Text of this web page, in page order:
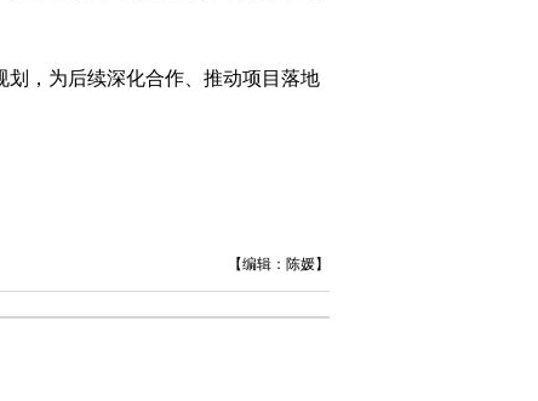
，为后续深化合作、推动项目落地
【编辑：陈媛】